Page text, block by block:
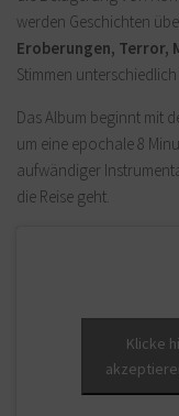
werden Geschichten
Eroberungen, Terror,
Stimmen
Das Album beginnt mit
um eine epochale 8
aufwändiger
die Reise geht.
Klicke